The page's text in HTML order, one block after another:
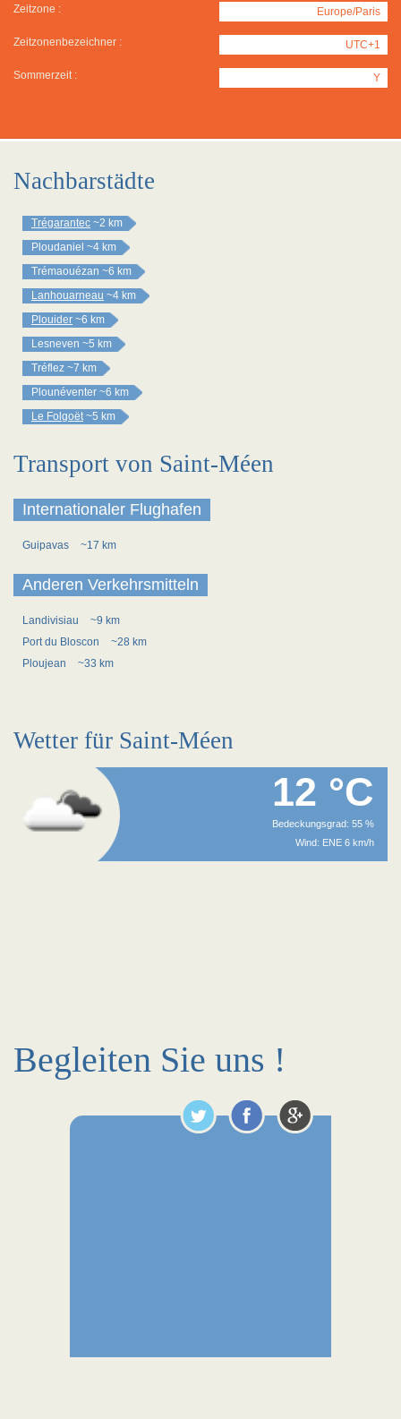
Zeitzone : Europe/Paris
Zeitzonenbezeichner : UTC+1
Sommerzeit : Y
Nachbarstädte
Trégarantec ~2 km
Ploudaniel ~4 km
Trémaouézan ~6 km
Lanhouarneau ~4 km
Plouider ~6 km
Lesneven ~5 km
Tréflez ~7 km
Plounéventer ~6 km
Le Folgoët ~5 km
Transport von Saint-Méen
Internationaler Flughafen
Guipavas ~17 km
Anderen Verkehrsmitteln
Landivisiau
~9 km
Port du Bloscon
~28 km
Ploujean
~33 km
Wetter für Saint-Méen
12 °C
Bedeckungsgrad: 55 %
Wind: ENE 6 km/h
Begleiten Sie uns !